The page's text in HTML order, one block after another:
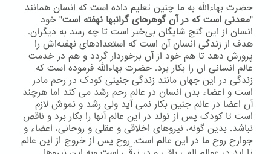
حضرت بهاءاللّه به ما چنین تعلیم داده است که انسان همانند
"معدنی است که در آن گوهرهای گرانبها نهفته است" خود
انسان از این گنج شایگان بی‌خبر است تا چه رسد به دیگران.
هدف از زندگی انسان آن است که استعدادهای نهفته‌اش را
پرورش دهد تا هم خود از آن برخوردار گردد و هم در خدمت
عالم انسانی ان را بکار برد. حضرت بهاءاللّه فرموده است که
زندگی در این جهان مانند زندگی جنینی کودک در رحم مادر
است و اعضاء بدن انسان در عالم رحم رشد می کند اما هرچند
آن اعضا در عالم جنین بکار نمی آید ولی رشد و نموش لازم
است تا کودک پس از تولد در این عالم آنها را بکار برد و ناقص
نباشد. بدین گونه، نیروهای اخلاقی و عقلی و روحانی، اعضاء و
جوارح روح ما در این عالم است. روح پس از خروج از این عالم